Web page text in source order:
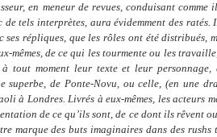
en meneur de revues, conduisant
de tels interprètes, aura évidemment des
ses répliques, que les rôles ont été distribués,
mêmes, de ce qui les tourmente ou les
tout moment leur texte et leur personnage,
superbe, de Ponte-Novu, ou celle, (en une
à Londres. Livrés à eux-mêmes, les acteurs
de ce qu’ils sont, de ce dont ils rêvent
marque des buts imaginaires dans des